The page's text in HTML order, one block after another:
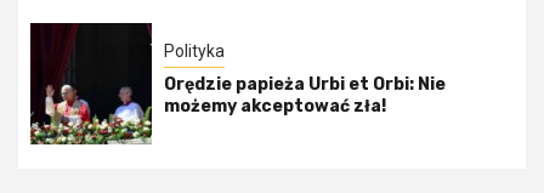
Polityka
Orędzie papieża Urbi et Orbi: Nie
możemy akceptować zła!